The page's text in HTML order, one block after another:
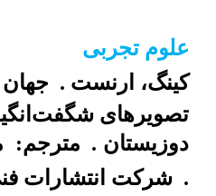
علوم تجربی
کینگ، ارنست . جهان
تصویرهای شگفت‌انگیز
دوزیستان . مترجم:
شرکت انتشارات فنی